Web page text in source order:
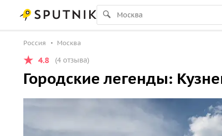
Россия Москва
4.8 (4 отзыва)
Городские легенды: